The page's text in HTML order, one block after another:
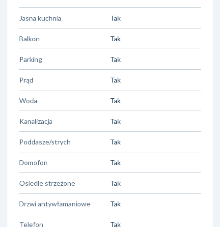
Jasna kuchnia Tak
Balkon Tak
Parking Tak
Prąd Tak
Woda Tak
Kanalizacja Tak
Poddasze/strych Tak
Domofon Tak
Osiedle strzeżone Tak
Drzwi antywłamaniowe Tak
Telefon Tak